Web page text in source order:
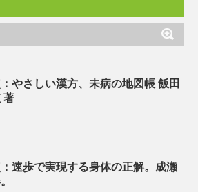
やさしい漢方、未病の地図帳 飯田
著
速歩で実現する身体の正解。成瀬